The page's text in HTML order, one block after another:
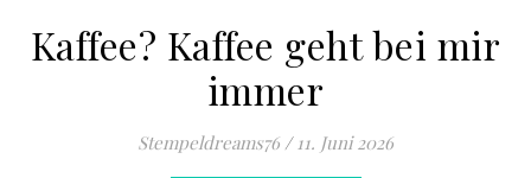
Kaffee? Kaffee geht bei mir
immer
Stempeldreams76 / 11. Juni 2026